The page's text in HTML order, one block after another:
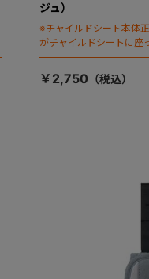
ジュ）
※チャイルドシート本体
がチャイルドシートに座
ます）
￥2,750